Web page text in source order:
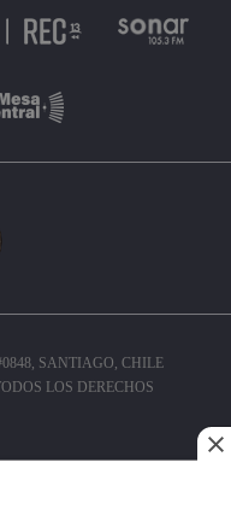
SANTIAGO, CHILE
LOS DERECHOS